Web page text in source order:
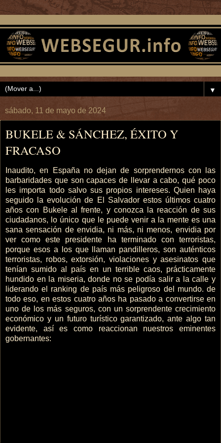
▼
sábado, 11 de mayo de 2024
BUKELE & SÁNCHEZ, ÉXITO Y
FRACASO
Inaudito, en España no dejan de sorprendernos con las
barbaridades que son capaces de llevar a cabo, qué poco
les importa todo salvo sus propios intereses. Quien haya
seguido la evolución de El Salvador estos últimos cuatro
años con Bukele al frente, y conozca la reacción de sus
ciudadanos, lo único que le puede venir a la mente es una
sana sensación de envidia, ni más, ni menos, envidia por
ver como este presidente ha terminado con terroristas,
porque esos a los que llaman pandilleros, son auténticos
terroristas, robos, extorsión, violaciones y asesinatos que
tenían sumido al país en un terrible caos, prácticamente
hundido en la miseria, donde no se podía salir a la calle y
liderando el ranking de país más peligroso del mundo. de
todo eso, en estos cuatro años ha pasado a convertirse en
uno de los más seguros, con un sorprendente crecimiento
económico y un futuro turístico garantizado, ante algo tan
evidente, así es como reaccionan nuestros eminentes
gobernantes: